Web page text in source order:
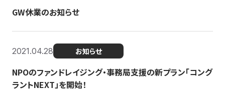
GW休業のお知らせ
2021.04.28 お知らせ
NPOのファンドレイジング・事務局支援の新プラン「コング
ラントNEXT」を開始！